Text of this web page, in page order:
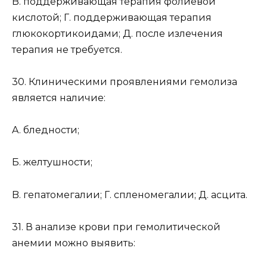
кислотой; Г. поддерживающая терапия
глюкокортикоидами; Д. после излечения
терапия не требуется.
30. Клиническими проявлениями гемолиза
является наличие:
A. бледности;
Б. желтушности;
B. гепатомегалии; Г. спленомегалии; Д. асцита.
31. В анализе крови при гемолитической
анемии можно выявить: